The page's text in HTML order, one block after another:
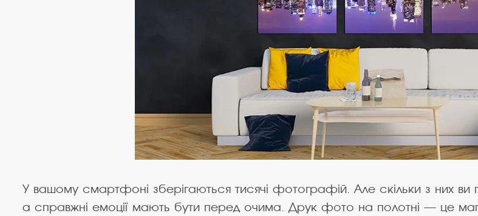
У вашому смартфоні зберігаються тисячі фотографій. Але скільки з них
а справжні емоції мають бути перед очима. Друк фото на полотні — це